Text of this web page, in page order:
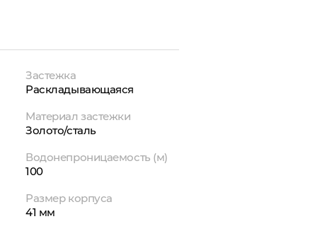
Застежка
Раскладывающаяся
Материал застежки
Золото/сталь
Водонепроницаемость (м)
100
Размер корпуса
41 мм